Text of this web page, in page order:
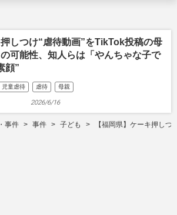
押しつけ“虐待動画”をTikTok投稿の母
可能性、知人らは「やんちゃな子で
顔”
児童虐待 虐待 母親
2026/6/16
事件 事件 子ども 【福岡県】ケーキ押し